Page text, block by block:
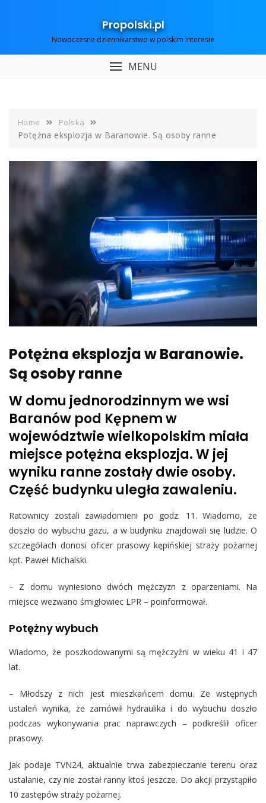
Propolski.pl
Nowoczesne dziennikarstwo w polskim interesie
MENU
Home Polska
Potężna eksplozja w Baranowie. Są osoby ranne
Potężna eksplozja w Baranowie.
Są osoby ranne
W domu jednorodzinnym we wsi
Baranów pod Kępnem w
województwie wielkopolskim miała
miejsce potężna eksplozja. W jej
wyniku ranne zostały dwie osoby.
Część budynku uległa zawaleniu.
Ratownicy zostali zawiadomieni po godz. 11. Wiadomo, że
doszło do wybuchu gazu, a w budynku znajdowali się ludzie. O
szczegółach donosi oficer prasowy kępińskiej straży pożarnej
kpt. Paweł Michalski.
– Z domu wyniesiono dwóch mężczyzn z oparzeniami. Na
miejsce wezwano śmigłowiec LPR – poinformował.
Potężny wybuch
Wiadomo, że poszkodowanymi są mężczyźni w wieku 41 i 47
lat.
– Młodszy z nich jest mieszkańcem domu. Ze wstępnych
ustaleń wynika, że zamówił hydraulika i do wybuchu doszło
podczas wykonywania prac naprawczych – podkreślił oficer
prasowy.
Jak podaje TVN24, aktualnie trwa zabezpieczanie terenu oraz
ustalanie, czy nie został ranny ktoś jeszcze. Do akcji przystąpiło
10 zastępów straży pożarnej.